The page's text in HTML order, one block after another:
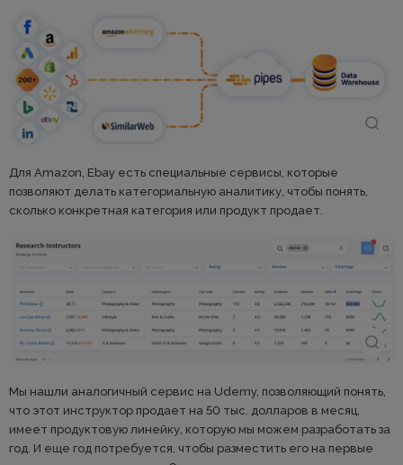
Для Amazon, Ebay есть специальные сервисы, которые
позволяют делать категориальную аналитику, чтобы понять,
сколько конкретная категория или продукт продает.
Мы нашли аналогичный сервис на Udemy, позволяющий понять,
что этот инструктор продает на 50 тыс. долларов в месяц,
имеет продуктовую линейку, которую мы можем разработать за
год. И еще год потребуется, чтобы разместить его на первые